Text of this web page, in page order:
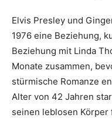
Elvis Presley und
1976 eine Beziehung,
Beziehung mit Linda
Monate zusammen,
stürmische Romanze
Alter von 42 Jahren
seinen leblosen Körper